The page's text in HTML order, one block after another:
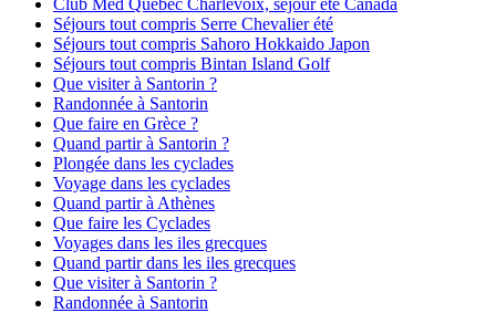
Séjours tout compris Serre Chevalier été
Séjours tout compris Sahoro Hokkaido Japon
Séjours tout compris Bintan Island Golf
Que visiter à Santorin ?
Randonnée à Santorin
Que faire en Grèce ?
Quand partir à Santorin ?
Plongée dans les cyclades
Voyage dans les cyclades
Quand partir à Athènes
Que faire les Cyclades
Voyages dans les iles grecques
Quand partir dans les iles grecques
Que visiter à Santorin ?
Randonnée à Santorin